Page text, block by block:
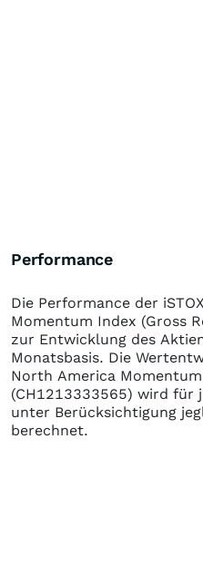
Performance
Die Performance der
Momentum Index (Gross
zur Entwicklung des
Monatsbasis. Die
North America
(CH1213333565) wird für
unter Berücksichtigung
berechnet.